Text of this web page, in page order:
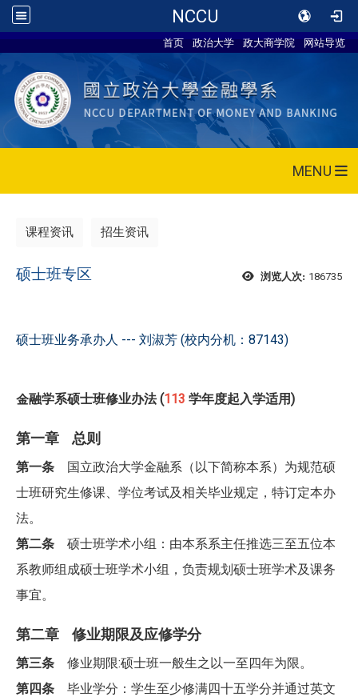
NCCU
首页 政治大学 政大商学院 网站导览
MENU
课程资讯 招生资讯
浏览人次: 186735
硕士班专区
硕士班业务承办人 --- 刘淑芳 (校内分机：87143)
金融学系硕士班修业办法 (113 学年度起入学适用)
第一章 总则
第一条 国立政治大学金融系（以下简称本系）为规范硕
士班研究生修课、学位考试及相关毕业规定，特订定本办
法。
第二条 硕士班学术小组：由本系系主任推选三至五位本
系教师组成硕士班学术小组，负责规划硕士班学术及课务
事宜。
第二章 修业期限及应修学分
第三条 修业期限:硕士班一般生之以一至四年为限。
第四条 毕业学分：学生至少修满四十五学分并通过英文